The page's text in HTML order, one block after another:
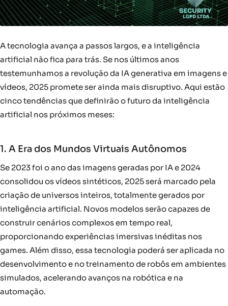
A tecnologia avança a passos largos, e a inteligência
artificial não fica para trás. Se nos últimos anos
testemunhamos a revolução da IA generativa em imagens e
vídeos, 2025 promete ser ainda mais disruptivo. Aqui estão
cinco tendências que definirão o futuro da inteligência
artificial nos próximos meses:
1. A Era dos Mundos Virtuais Autônomos
Se 2023 foi o ano das imagens geradas por IA e 2024
consolidou os vídeos sintéticos, 2025 será marcado pela
criação de universos inteiros, totalmente gerados por
inteligência artificial. Novos modelos serão capazes de
construir cenários complexos em tempo real,
proporcionando experiências imersivas inéditas nos
games. Além disso, essa tecnologia poderá ser aplicada no
desenvolvimento e no treinamento de robôs em ambientes
simulados, acelerando avanços na robótica e na
automação.